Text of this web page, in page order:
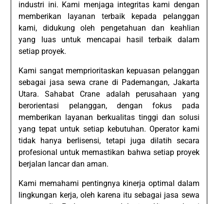
industri ini. Kami menjaga integritas kami dengan
memberikan layanan terbaik kepada pelanggan
kami, didukung oleh pengetahuan dan keahlian
yang luas untuk mencapai hasil terbaik dalam
setiap proyek.
Kami sangat memprioritaskan kepuasan pelanggan
sebagai jasa sewa crane di Pademangan, Jakarta
Utara. Sahabat Crane adalah perusahaan yang
berorientasi pelanggan, dengan fokus pada
memberikan layanan berkualitas tinggi dan solusi
yang tepat untuk setiap kebutuhan. Operator kami
tidak hanya berlisensi, tetapi juga dilatih secara
profesional untuk memastikan bahwa setiap proyek
berjalan lancar dan aman.
Kami memahami pentingnya kinerja optimal dalam
lingkungan kerja, oleh karena itu sebagai jasa sewa